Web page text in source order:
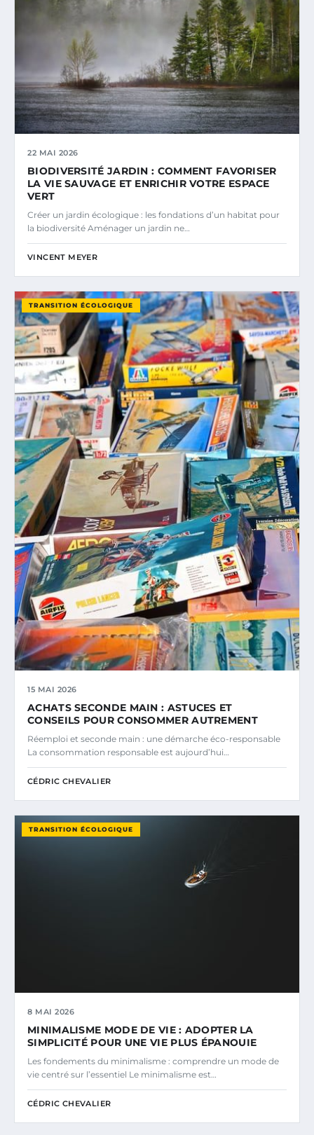
22 MAI 2026
BIODIVERSITÉ JARDIN : COMMENT FAVORISER
LA VIE SAUVAGE ET ENRICHIR VOTRE ESPACE
VERT
Créer un jardin écologique : les fondations d’un habitat pour
la biodiversité Aménager un jardin ne…
VINCENT MEYER
TRANSITION ÉCOLOGIQUE
15 MAI 2026
ACHATS SECONDE MAIN : ASTUCES ET
CONSEILS POUR CONSOMMER AUTREMENT
Réemploi et seconde main : une démarche éco-responsable
La consommation responsable est aujourd’hui…
CÉDRIC CHEVALIER
TRANSITION ÉCOLOGIQUE
8 MAI 2026
MINIMALISME MODE DE VIE : ADOPTER LA
SIMPLICITÉ POUR UNE VIE PLUS ÉPANOUIE
Les fondements du minimalisme : comprendre un mode de
vie centré sur l’essentiel Le minimalisme est…
CÉDRIC CHEVALIER